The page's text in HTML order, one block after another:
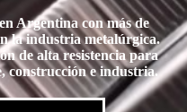
Argentina con más de
la industria metalúrgica.
de alta resistencia para
construcción e industria.